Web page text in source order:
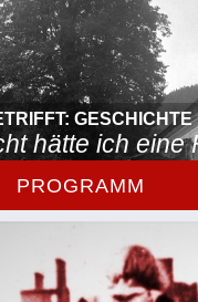
GESCHICHTE
hätte ich eine
PROGRAMM